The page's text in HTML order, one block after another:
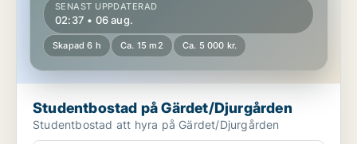
SENAST UPPDATERAD
02:37 • 06 aug.
Skapad 6 h Ca. 15 m2 Ca. 5 000 kr.
Studentbostad på Gärdet/Djurgården
Studentbostad att hyra på Gärdet/Djurgården